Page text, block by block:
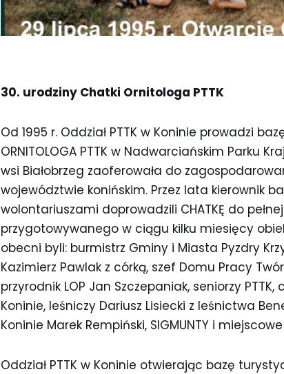
30. urodziny Chatki Ornitologa PTTK
Od 1995 r. Oddział PTTK w Koninie prowadzi
ORNITOLOGA PTTK w Nadwarciańskim Parku
wsi Białobrzeg zaoferowała do
województwie konińskim. Przez lata kierownik
wolontariuszami doprowadzili CHATKĘ do
przygotowywanego w ciągu kilku miesięcy
obecni byli: burmistrz Gminy i Miasta Pyzdry
Kazimierz Pawlak z córką, szef Domu Pracy
przyrodnik LOP Jan Szczepaniak, seniorzy PTTK,
Koninie, leśniczy Dariusz Lisiecki z leśnictwa
Koninie Marek Rempiński, SIGMUNTY i
Oddział PTTK w Koninie otwierając bazę